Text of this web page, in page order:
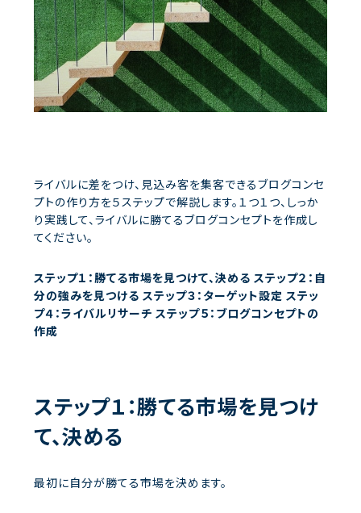
ライバルに差をつけ、見込み客を集客できるブログコンセ
プトの作り方を５ステップで解説します。１つ１つ、しっか
り実践して、ライバルに勝てるブログコンセプトを作成し
てください。
ステップ１：勝てる市場を見つけて、決める ステップ２：自
分の強みを見つける ステップ３：ターゲット設定 ステッ
プ４：ライバルリサーチ ステップ５：ブログコンセプトの
作成
ステップ１：勝てる市場を見つけ
て、決める
最初に自分が勝てる市場を決めます。